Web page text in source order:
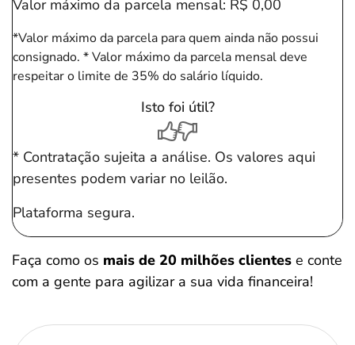
Valor máximo da parcela mensal: R$ 0,00
*Valor máximo da parcela para quem ainda não possui
consignado. * Valor máximo da parcela mensal deve
respeitar o limite de 35% do salário líquido.
Isto foi útil?
* Contratação sujeita a análise. Os valores aqui
presentes podem variar no leilão.
Plataforma segura.
Faça como os mais de 20 milhões clientes e conte
com a gente para agilizar a sua vida financeira!